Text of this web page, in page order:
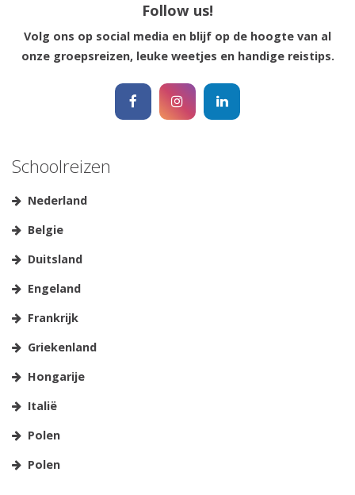
Follow us!
Volg ons op social media en blijf op de hoogte van al
onze groepsreizen, leuke weetjes en handige reistips.
Schoolreizen
Nederland
Belgie
Duitsland
Engeland
Frankrijk
Griekenland
Hongarije
Italië
Polen
Polen